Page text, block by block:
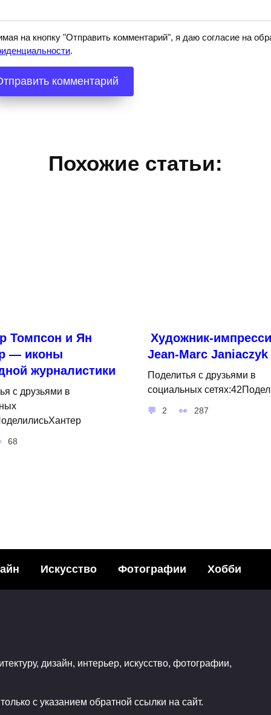
на кнопку "Отправить комментарий", я даю согласие на
.
Похожие статьи:
Томпсон и Ян
— иконы
журналистики
с друзьями в
68
Художник-
Jean-Marc Janiaczyk
Поделитья с друзьями в
социальных
2 287
сетях:68Поделились
Мехико
Искусство Фотографии Хобби
дизайн, интерьер, искусство, фотографии,
с указанием обратной ссылки на сайт.